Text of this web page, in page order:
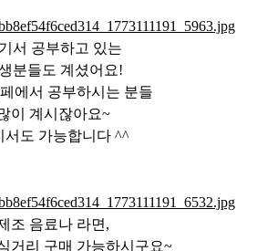
서 공부하고 있는
분들도 계셨어요!
에서 공부하시는 분들
이 계시잖아요~
서도 가능합니다 ^^
조 음료나 라면,
거리 구매 가능하시구요~